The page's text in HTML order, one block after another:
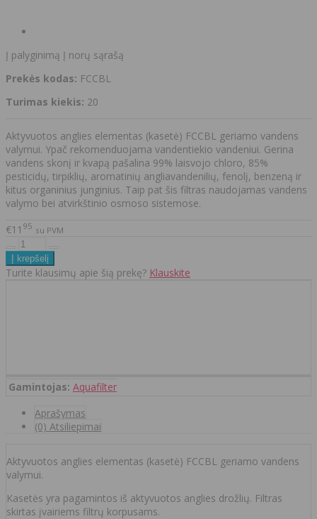
Į palyginimą Į norų sąrašą
Prekės kodas: FCCBL
Turimas kiekis: 20
Aktyvuotos anglies elementas (kasetė) FCCBL geriamo vandens
valymui. Ypač rekomenduojama vandentiekio vandeniui. Gerina
vandens skonį ir kvapą pašalina 99% laisvojo chloro, 85%
pesticidų, tirpiklių, aromatinių angliavandenilių, fenolį, benzeną ir
kitus organinius junginius. Taip pat šis filtras naudojamas vandens
valymo bei atvirkštinio osmoso sistemose.
€11 95 su PVM
Turite klausimų apie šią prekę? Klauskite
Gamintojas: Aquafilter
Aprašymas
(0) Atsiliepimai
Aktyvuotos anglies elementas (kasetė) FCCBL geriamo vandens
valymui.
Kasetės yra pagamintos iš aktyvuotos anglies drožlių. Filtras
skirtas įvairiems filtrų korpusams.